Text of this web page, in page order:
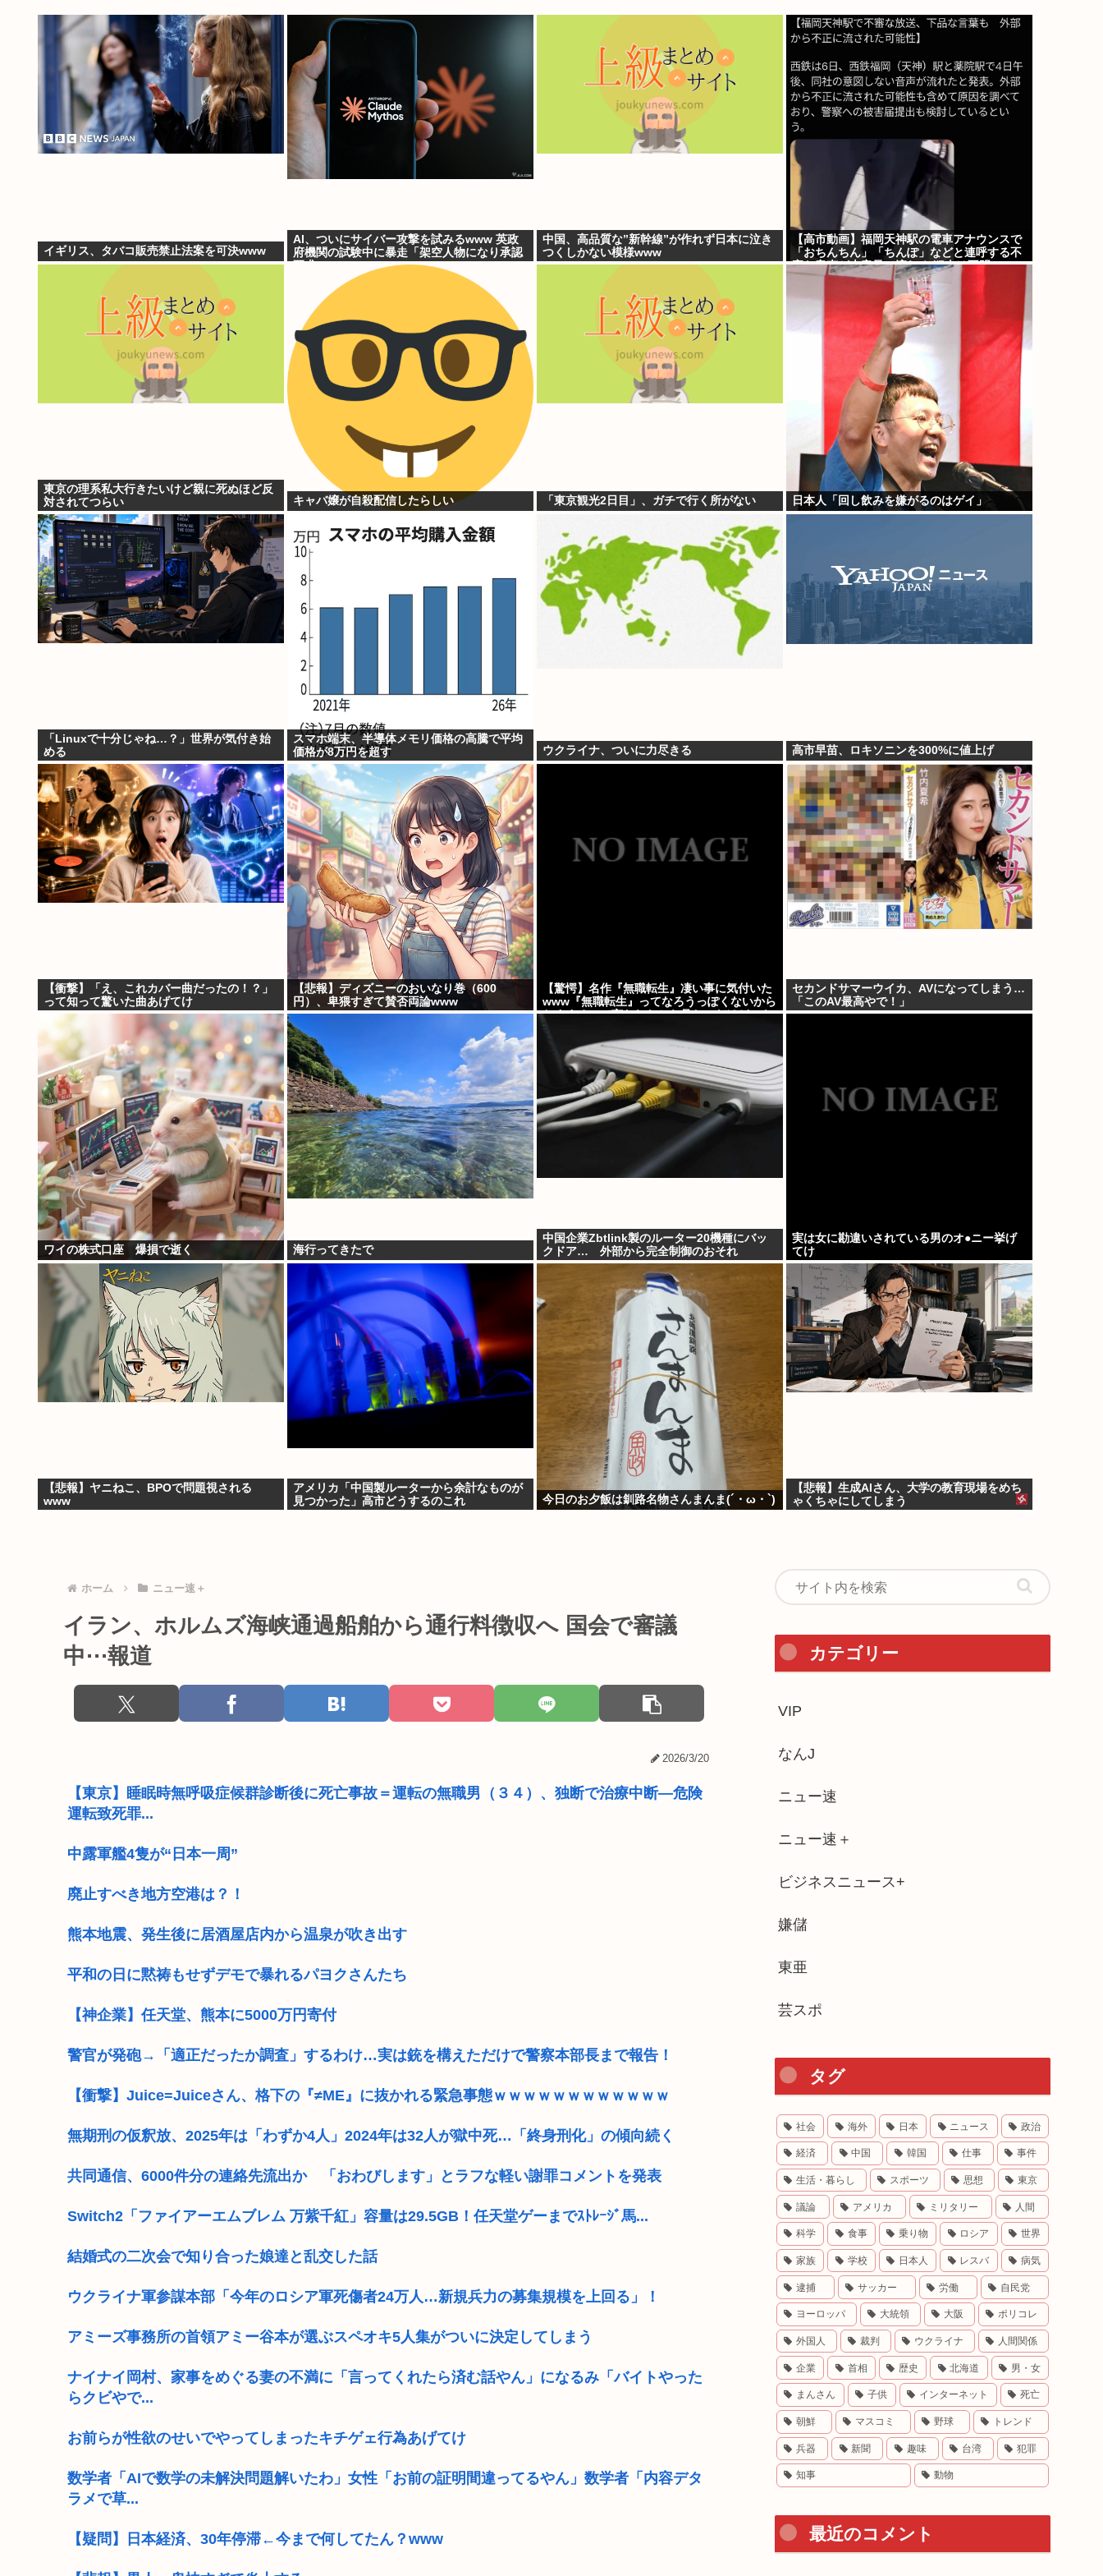
イギリス、タバコ販売禁止法案を可決www
AI、ついにサイバー攻撃を試みるwww 英政
府機関の試験中に暴走「架空人物になり承認
中国、高品質な”新幹線”が作れず日本に泣き
つくしかない模様www
【高市動画】福岡天神駅の電車アナウンスで
「おちんちん」「ちんぽ」などと連呼する不
審な音声が大音量で流れる 犯人は不明
東京の理系私大行きたいけど親に死ぬほど反
対されてつらい
キャバ嬢が自殺配信したらしい 「東京観光2日目」、ガチで行く所がない 日本人「回し飲みを嫌がるのはゲイ」
「Linuxで十分じゃね…？」世界が気付き始
める
スマホ端末、半導体メモリ価格の高騰で平均
価格が8万円を超す
ウクライナ、ついに力尽きる 高市早苗、ロキソニンを300%に値上げ
【衝撃】「え、これカバー曲だったの！？」
って知って驚いた曲あげてけ
【悲報】ディズニーのおいなり巻（600
円）、卑猥すぎて賛否両論www
【驚愕】名作『無職転生』凄い事に気付いた
www『無職転生』ってなろうっぽくないから
おすすめって言われたから見たのだけど…も
しかして…
セカンドサマーウイカ、AVになってしまう…
「このAV最高やで！」
ワイの株式口座 爆損で逝く 海行ってきたで
中国企業Zbtlink製のルーター20機種にバッ
クドア… 外部から完全制御のおそれ
実は女に勘違いされている男のオ●ニー挙げ
てけ
【悲報】ヤニねこ、BPOで問題視される
www
アメリカ「中国製ルーターから余計なものが
見つかった」高市どうするのこれ
今日のお夕飯は釧路名物さんまんま(´・ω・`)
【悲報】生成AIさん、大学の教育現場をめち
ゃくちゃにしてしまう
ホーム ニュー速＋
イラン、ホルムズ海峡通過船舶から通行料徴収へ 国会で審議
中⋯報道
2026/3/20
【東京】睡眠時無呼吸症候群診断後に死亡事故＝運転の無職男（３４）、独断で治療中断―危険
運転致死罪...
中露軍艦4隻が“日本一周”
廃止すべき地方空港は？！
熊本地震、発生後に居酒屋店内から温泉が吹き出す
平和の日に黙祷もせずデモで暴れるパヨクさんたち
【神企業】任天堂、熊本に5000万円寄付
警官が発砲→「適正だったか調査」するわけ…実は銃を構えただけで警察本部長まで報告！
【衝撃】Juice=Juiceさん、格下の『≠ME』に抜かれる緊急事態ｗｗｗｗｗｗｗｗｗｗｗｗ
無期刑の仮釈放、2025年は「わずか4人」2024年は32人が獄中死…「終身刑化」の傾向続く
共同通信、6000件分の連絡先流出か 「おわびします」とラフな軽い謝罪コメントを発表
Switch2「ファイアーエムブレム 万紫千紅」容量は29.5GB！任天堂ゲーまでｽﾄﾚｰｼﾞ馬...
結婚式の二次会で知り合った娘達と乱交した話
ウクライナ軍参謀本部「今年のロシア軍死傷者24万人…新規兵力の募集規模を上回る」！
アミーズ事務所の首領アミー谷本が選ぶスペオキ5人集がついに決定してしまう
ナイナイ岡村、家事をめぐる妻の不満に「言ってくれたら済む話やん」になるみ「バイトやった
らクビやで...
お前らが性欲のせいでやってしまったキチゲェ行為あげてけ
数学者「AIで数学の未解決問題解いたわ」女性「お前の証明間違ってるやん」数学者「内容デタ
ラメで草...
【疑問】日本経済、30年停滞←今まで何してたん？www
カテゴリー
VIP
なんJ
ニュー速
ニュー速＋
ビジネスニュース+
嫌儲
東亜
芸スポ
タグ
社会 海外 日本 ニュース 政治
経済 中国 韓国 仕事 事件
生活・暮らし スポーツ 思想 東京
議論 アメリカ ミリタリー 人間
科学 食事 乗り物 ロシア 世界
家族 学校 日本人 レスバ 病気
逮捕 サッカー 労働 自民党
ヨーロッパ 大統領 大阪 ポリコレ
外国人 裁判 ウクライナ 人間関係
企業 首相 歴史 北海道 男・女
まんさん 子供 インターネット 死亡
朝鮮 マスコミ 野球 トレンド
兵器 新聞 趣味 台湾 犯罪
知事 動物
最近のコメント